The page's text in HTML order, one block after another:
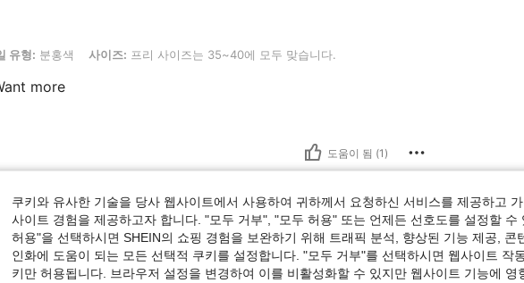
홍색, 사이즈: 프리 사이즈는 35~40에 모두 맞습니다.
유형: 분홍색 사이즈: 프리 사이즈는 35~40에 모두 맞습니다.
more
도움이 됨 (1)
리뷰 더 보기
쿠키와 유사한 기술을 당사 웹사이트에서 사용하여 귀하께서 요청하신 서비스를 제공하고
사이트 경험을 제공하고자 합니다. "모두 거부", "모두 허용" 또는 언제든 선호도를 설정할 수
허용"을 선택하시면 SHEIN의 쇼핑 경험을 보완하기 위해 트래픽 분석, 향상된 기능 제공, 콘
인화에 도움이 되는 모든 선택적 쿠키를 설정합니다. "모두 거부"를 선택하시면 웹사이트 작
키만 허용됩니다. 브라우저 설정을 변경하여 이를 비활성화할 수 있지만 웹사이트 기능에 영